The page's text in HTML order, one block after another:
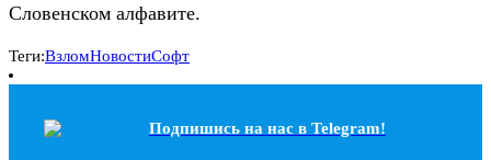
Словенском алфавите.
Теги:ВзломНовостиСофт
Подпишись на наc в Telegram!